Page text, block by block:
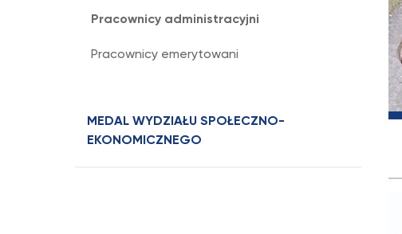
Pracownicy administracyjni
Pracownicy emerytowani
MEDAL WYDZIAŁU SPOŁECZNO-
EKONOMICZNEGO